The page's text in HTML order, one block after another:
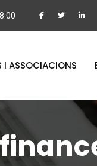
I ASSOCIACIONS